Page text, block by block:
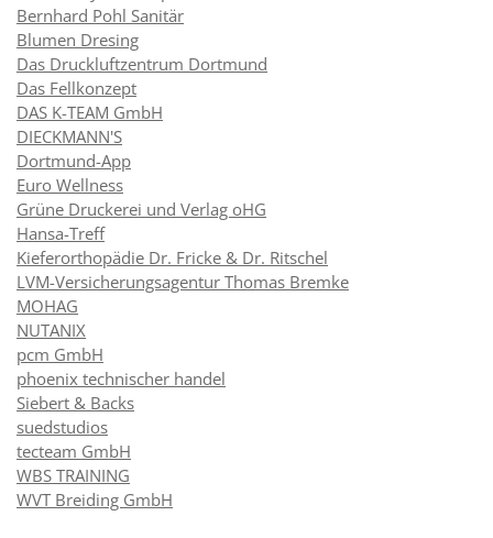
Bernhard Pohl Sanitär
Blumen Dresing
Das Druckluftzentrum Dortmund
Das Fellkonzept
DAS K-TEAM GmbH
DIECKMANN'S
Dortmund-App
Euro Wellness
Grüne Druckerei und Verlag oHG
Hansa-Treff
Kieferorthopädie Dr. Fricke & Dr. Ritschel
LVM-Versicherungsagentur Thomas Bremke
MOHAG
NUTANIX
pcm GmbH
phoenix technischer handel
Siebert & Backs
suedstudios
tecteam GmbH
WBS TRAINING
WVT Breiding GmbH